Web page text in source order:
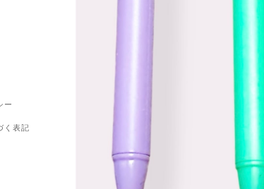
ー
く表記